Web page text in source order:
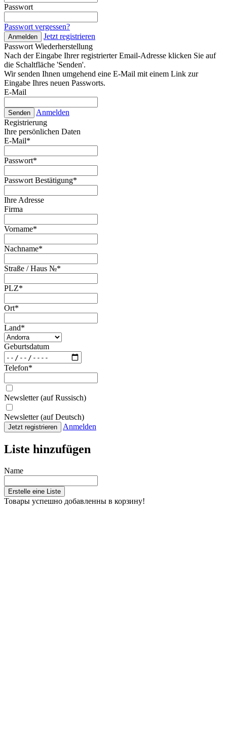
Passwort
Passwort vergessen?
Anmelden
Jetzt registrieren
Passwort Wiederherstellung
Nach der Eingabe Ihrer registrierter Email-Adresse klicken Sie auf
die Schaltfläche 'Senden'.
Wir senden Ihnen umgehend eine E-Mail mit einem Link zur
Eingabe Ihres neuen Passworts.
E-Mail
Senden
Anmelden
Registrierung
Ihre persönlichen Daten
E-Mail*
Passwort*
Passwort Bestätigung*
Ihre Adresse
Firma
Vorname*
Nachname*
Straße / Haus №*
PLZ*
Ort*
Land*
Geburtsdatum
Telefon*
Newsletter (auf Russisch)
Newsletter (auf Deutsch)
Jetzt registrieren Anmelden
Liste hinzufügen
Name
Erstelle eine Liste
Товары успешно добавленны в корзину!